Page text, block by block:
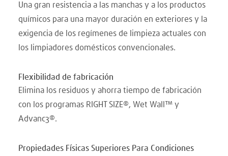
Una gran resistencia a las manchas y a los productos
químicos para una mayor duración en exteriores y la
exigencia de los regímenes de limpieza actuales con
los limpiadores domésticos convencionales.
Flexibilidad de fabricación
Elimina los residuos y ahorra tiempo de fabricación
con los programas RIGHT SIZE®, Wet Wall™ y
Advanc3®.
Propiedades Físicas Superiores Para Condiciones